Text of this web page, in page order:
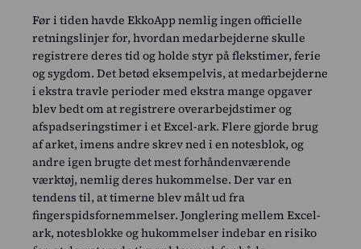
Før i tiden havde EkkoApp nemlig ingen officielle
retningslinjer for, hvordan medarbejderne skulle
registrere deres tid og holde styr på flekstimer, ferie
og sygdom. Det betød eksempelvis, at medarbejderne
i ekstra travle perioder med ekstra mange opgaver
blev bedt om at registrere overarbejdstimer og
afspadseringstimer i et Excel-ark. Flere gjorde brug
af arket, imens andre skrev ned i en notesblok, og
andre igen brugte det mest forhåndenværende
værktøj, nemlig deres hukommelse. Der var en
tendens til, at timerne blev målt ud fra
fingerspidsfornemmelser. Jonglering mellem Excel-
ark, notesblokke og hukommelser indebar en risiko